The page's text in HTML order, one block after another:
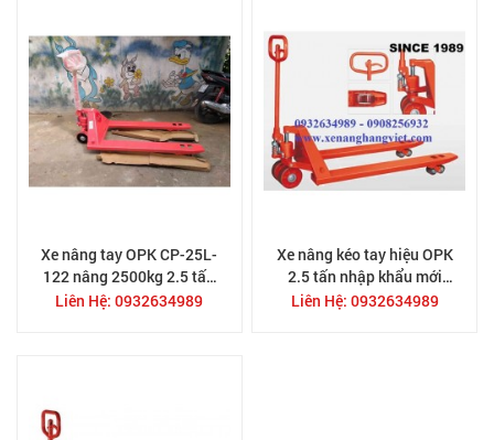
Xe nâng tay OPK CP-25L-
122 nâng 2500kg 2.5 tấn
thương hiệu Nhật Bản
Liên Hệ: 0932634989
Xe nâng kéo tay hiệu OPK
2.5 tấn nhập khẩu mới
100%
Liên Hệ: 0932634989